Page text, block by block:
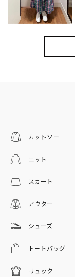
カットソー
ニット
スカート
アウター
シューズ
トートバッグ
リュック